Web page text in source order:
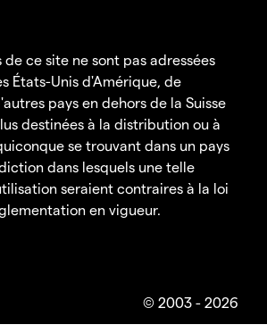
de ce site ne sont pas adressées
États-Unis d'Amérique, de
pays en dehors de la Suisse
destinées à la distribution ou à
se trouvant dans un pays
dans lesquels une telle
seraient contraires à la loi
en vigueur.
© 2003 - 2026